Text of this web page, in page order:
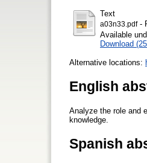
Text
a03n33.pdf-
Available
Download
Alternative locations:
English
Analyze the role and
knowledge.
Spanish